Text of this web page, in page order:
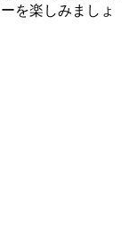
を楽しみましょ